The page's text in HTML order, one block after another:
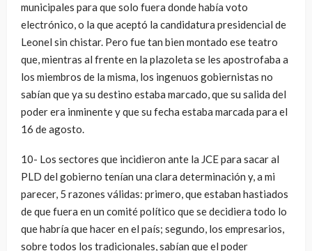
municipales para que solo fuera donde había voto
electrónico, o la que aceptó la candidatura presidencial de
Leonel sin chistar. Pero fue tan bien montado ese teatro
que, mientras al frente en la plazoleta se les apostrofaba a
los miembros de la misma, los ingenuos gobiernistas no
sabían que ya su destino estaba marcado, que su salida del
poder era inminente y que su fecha estaba marcada para el
16 de agosto.
10- Los sectores que incidieron ante la JCE para sacar al
PLD del gobierno tenían una clara determinación y, a mi
parecer, 5 razones válidas: primero, que estaban hastiados
de que fuera en un comité político que se decidiera todo lo
que habría que hacer en el país; segundo, los empresarios,
sobre todos los tradicionales, sabían que el poder